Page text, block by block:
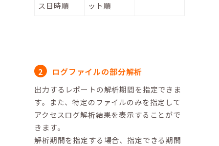
ス日時順
ット順
ログファイルの部分解析
出力するレポートの解析期間を指定できま
す。また、特定のファイルのみを指定して
アクセスログ解析結果を表示することがで
きます。
解析期間を指定する場合、指定できる期間